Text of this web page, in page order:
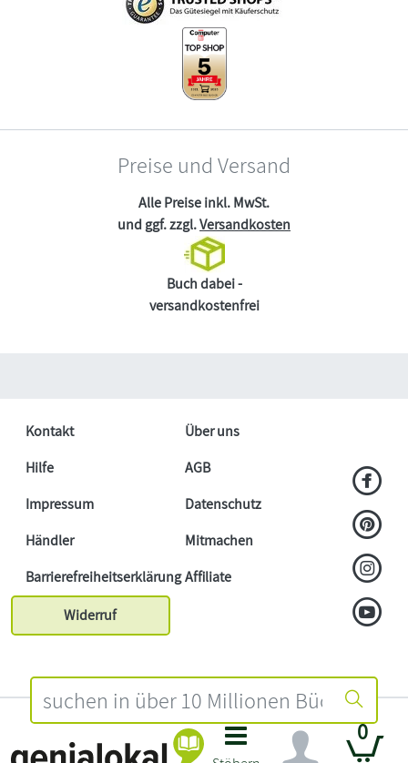
0
Preise und Versand
Alle Preise inkl. MwSt.
und ggf. zzgl.Versandkosten
Buch dabei -
versandkostenfrei
Kontakt
Über uns
Hilfe
AGB
Impressum
Datenschutz
Händler
Mitmachen
BarrierefreiheitserklärungAffiliate
Widerruf